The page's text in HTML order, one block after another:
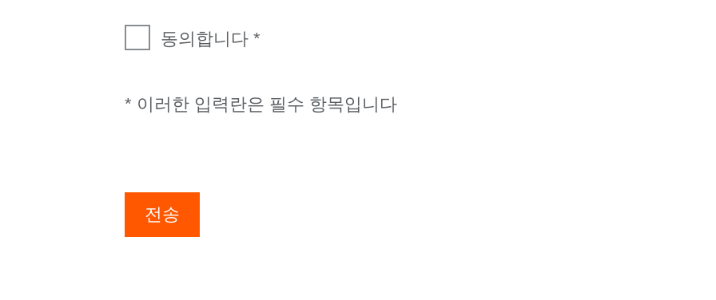
동의합니다
* 이러한 입력란은 필수 항목입니다
전송